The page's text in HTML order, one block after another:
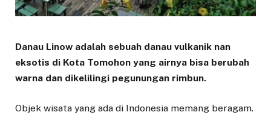
Danau Linow adalah sebuah danau vulkanik nan
eksotis di Kota Tomohon yang airnya bisa berubah
warna dan dikelilingi pegunungan rimbun.
Objek wisata yang ada di Indonesia memang beragam.